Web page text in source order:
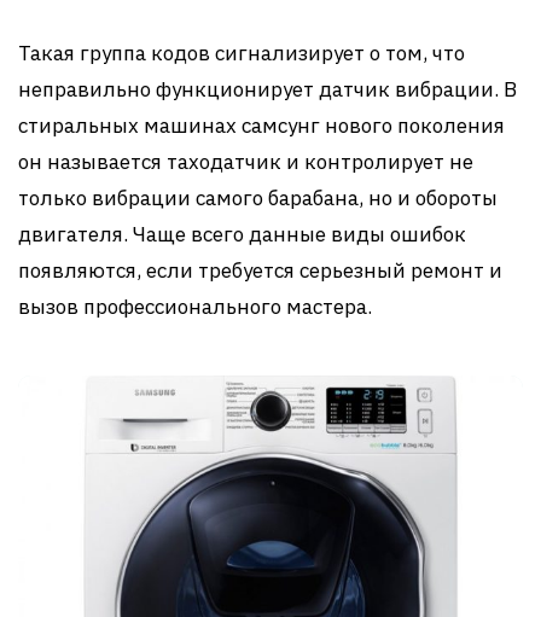
Такая группа кодов сигнализирует о том, что
неправильно функционирует датчик вибрации. В
стиральных машинах самсунг нового поколения
он называется таходатчик и контролирует не
только вибрации самого барабана, но и обороты
двигателя. Чаще всего данные виды ошибок
появляются, если требуется серьезный ремонт и
вызов профессионального мастера.